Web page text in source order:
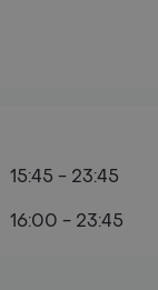
15:45 - 23:45
16:00 - 23:45